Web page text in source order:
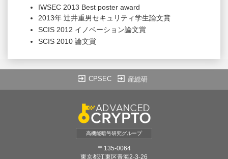
IWSEC 2013 Best poster award
2013年 辻井重男セキュリティ学生論文賞
SCIS 2012 イノベーション論文賞
SCIS 2010 論文賞
CPSEC 産総研
高機能暗号研究グループ
〒135-0064
東京都江東区青海2-3-26